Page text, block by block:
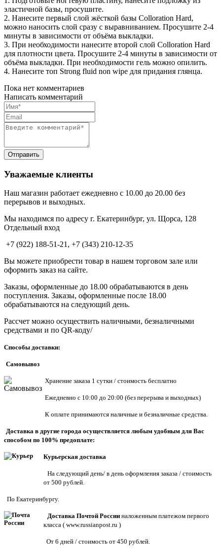
эластичной базы, просушите.
2. Нанесите первый слой жёсткой базы Colloration Hard,
можно наносить слой сразу с выравниванием. Просушите 2-4
минуты в зависимости от объёма выкладки.
3. При необходимости нанесите второй слой Colloration Hard
для плотности цвета. Просушите 2-4 минуты в зависимости от
объёма выкладки. При необходимости гель можно опилить.
4. Нанесите топ Strong fluid non wipe для придания глянца.
Пока нет комментариев
Написать комментарий
Уважаемые клиенты
Наш магазин работает ежедневно с 10.00 до 20.00 без
перерывов и выходных.
Мы находимся по адресу г. Екатеринбург, ул. Щорса, 128
Отдельный вход
+7 (922) 188-51-21, +7 (343) 210-12-35
Вы можете приобрести товар в нашем торговом зале или
оформить заказ на сайте.
Заказы, оформленные до 18.00 обрабатываются в день
поступления. Заказы, оформленные после 18.00
обрабатываются на следующий день.
Рассчет можно осуществить наличными, безналичными
средствами и по QR-коду/
Способы доставки:
Самовывоз
Хранение заказа 1 сутки / стоимость бесплатно
Ежедневно с 10:00 до 20:00 (без перерыва и выходных)
К оплате принимаются наличные и безналичные средства.
Доставка в другие города осуществляется любым удобным для Вас
способом по 100% предоплате:
Курьерская доставка
На следующий день/ в день оформления заказа / стоимость
от 500 рублей.
По Екатеринбургу.
Доставка Почтой России наложенным платежом первого
класса ( www.russianpost.ru )
От 6 дней / стоимость от 450 рублей.